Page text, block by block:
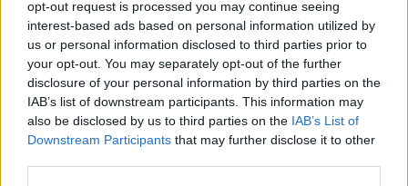
opt-out request is processed you may continue seeing
interest-based ads based on personal information utilized by
us or personal information disclosed to third parties prior to
your opt-out. You may separately opt-out of the further
disclosure of your personal information by third parties on the
IAB’s list of downstream participants. This information may
also be disclosed by us to third parties on the IAB’s List of
Downstream Participants that may further disclose it to other
Klementa 869, Mladá Boleslav II)
06.08.2026 -Bosch Powertrain s.r.o. Jihlava • CNC operátor• mzda
Kč • náborový bonus 50.000 Kč • příspěvek na ubytování (Jihlava,
Jihlava)
06.08.2026 -
Bosch Powertrain s.r.o. • montážní dělník • mzda 44.700
týdenní zálohy na mzdu 2.000 Kč (Jihlava, okres Jihlava)
... další nabídky zaměstnání
Vybrané články